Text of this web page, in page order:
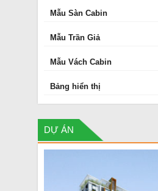
Mẫu Sàn Cabin
Mẫu Trần Giả
Mẫu Vách Cabin
Bảng hiển thị
DỰ ÁN